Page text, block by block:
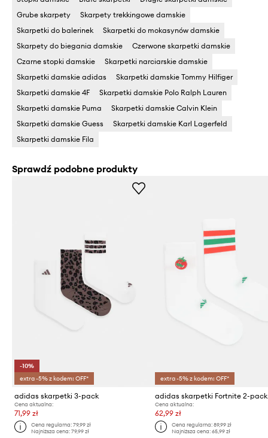
Grube skarpety
Skarpety trekkingowe damskie
Skarpetki do balerinek
Skarpetki do mokasynów damskie
Skarpety do biegania damskie
Czerwone skarpetki damskie
Czarne stopki damskie
Skarpetki narciarskie damskie
Skarpetki damskie adidas
Skarpetki damskie Tommy Hilfiger
Skarpetki damskie 4F
Skarpetki damskie Polo Ralph Lauren
Skarpetki damskie Puma
Skarpetki damskie Calvin Klein
Skarpetki damskie Guess
Skarpetki damskie Karl Lagerfeld
Skarpetki damskie Fila
Sprawdź podobne produkty
-10%
extra -5% z kodem: OFF*
adidas skarpetki 3-pack
Cena aktualna:
71,99 zł
Cena regularna:79,99 zł
Najniższa cena:79,99 zł
extra -5% z kodem: OFF*
adidas skarpetki Fortnite 2-pack
Cena aktualna:
62,99 zł
Cena regularna: 89,99 zł
Najniższa cena: 65,99 zł